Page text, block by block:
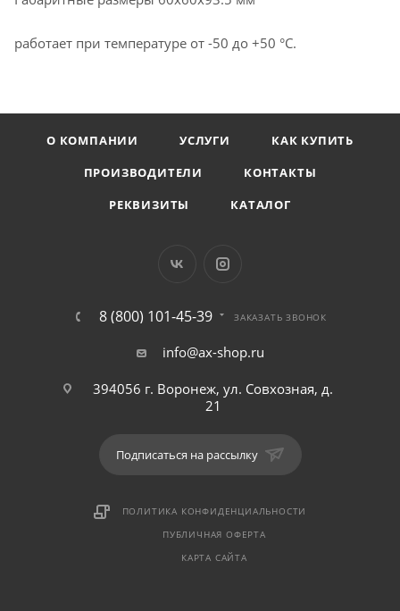
работает при температуре от -50 до +50 °C.
О КОМПАНИИ УСЛУГИ
КАК КУПИТЬ
ПРОИЗВОДИТЕЛИ
КОНТАКТЫ
РЕКВИЗИТЫ
КАТАЛОГ
8 (800) 101-45-39 ЗАКАЗАТЬ ЗВОНОК
info@ax-shop.ru
394056 г. Воронеж, ул. Совхозная, д.
21
Подписаться на рассылку
ПОЛИТИКА КОНФИДЕНЦИАЛЬНОСТИ
ПУБЛИЧНАЯ ОФЕРТА
КАРТА САЙТА